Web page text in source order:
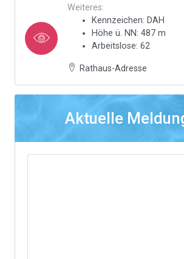
Weiteres:
Kennzeichen: DAH
Höhe ü. NN: 487 m
Arbeitslose: 62
Rathaus-Adresse
Aktuelle